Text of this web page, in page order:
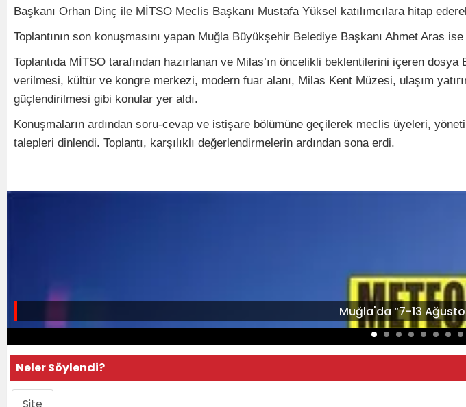
Başkanı Orhan Dinç ile MİTSO Meclis Başkanı Mustafa Yüksel katılımcılara hitap
Toplantının son konuşmasını yapan Muğla Büyükşehir Belediye Başkanı Ahmet Aras
Toplantıda MİTSO tarafından hazırlanan ve Milas’ın öncelikli beklentilerini içeren
verilmesi, kültür ve kongre merkezi, modern fuar alanı, Milas Kent Müzesi, ulaşım
güçlendirilmesi gibi konular yer aldı.
Konuşmaların ardından soru-cevap ve istişare bölümüne geçilerek meclis üyeleri,
talepleri dinlendi. Toplantı, karşılıklı değerlendirmelerin ardından sona erdi.
Muğla'da “7-13
Neler Söylendi?
Site